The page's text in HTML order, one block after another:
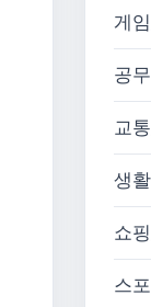
게
공
교
생
쇼
스